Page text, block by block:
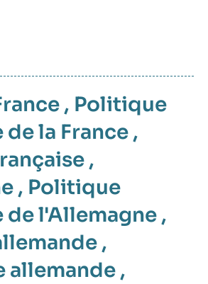
, Politique
la France ,
,
, Politique
de l'Allemagne,
,
allemande ,